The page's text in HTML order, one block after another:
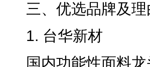
三、优选品牌及理
1. 台华新材
国内功能性面料